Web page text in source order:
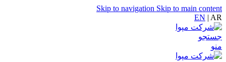
Skip to navigation Skip to main content
EN | AR
جستجو
منو